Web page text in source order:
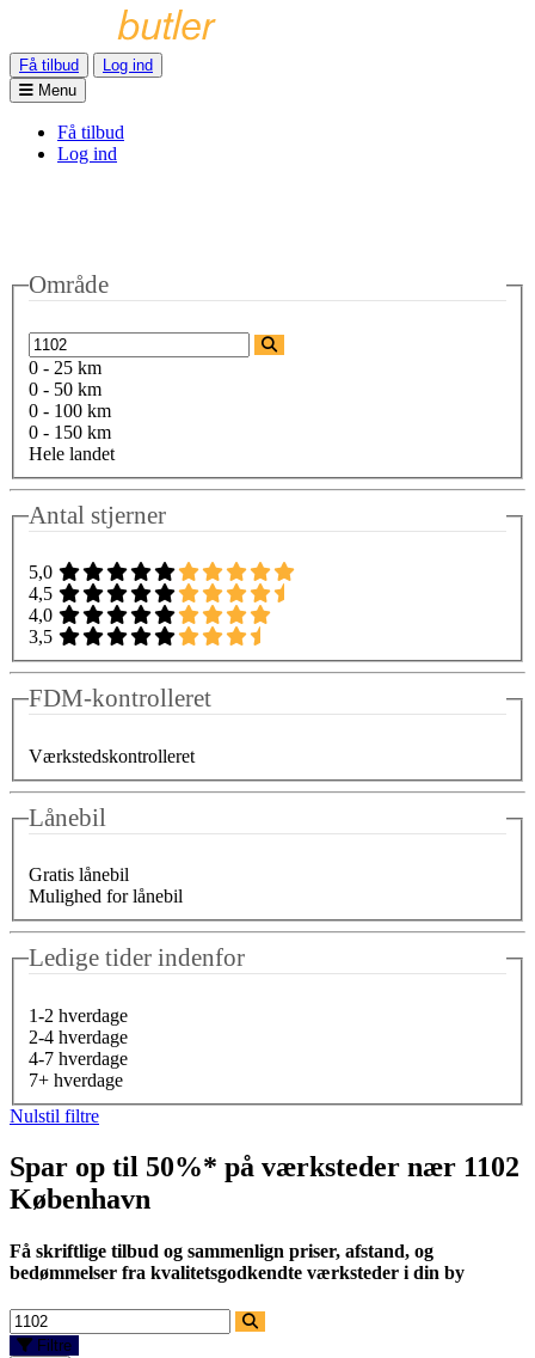
Få tilbud
Log ind
Menu
Få tilbud
Log ind
Område
0 - 25 km
0 - 50 km
0 - 100 km
0 - 150 km
Hele landet
Antal stjerner
5,0
4,5
4,0
3,5
FDM-kontrolleret
Værkstedskontrolleret
Lånebil
Gratis lånebil
Mulighed for lånebil
Ledige tider indenfor
1-2 hverdage
2-4 hverdage
4-7 hverdage
7+ hverdage
Nulstil filtre
Spar op til 50%* på værksteder nær 1102
København
Få skriftlige tilbud og sammenlign priser, afstand, og
bedømmelser fra kvalitetsgodkendte værksteder i din by
Filtre